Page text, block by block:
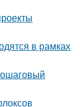
в рамках